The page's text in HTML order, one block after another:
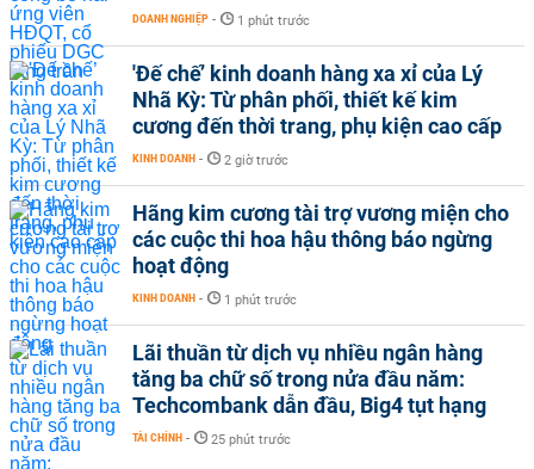
DOANH NGHIỆP - 1 phút trước
'Đế chế’ kinh doanh hàng xa xỉ của Lý
Nhã Kỳ: Từ phân phối, thiết kế kim
cương đến thời trang, phụ kiện cao cấp
KINH DOANH - 2 giờ trước
Hãng kim cương tài trợ vương miện cho
các cuộc thi hoa hậu thông báo ngừng
hoạt động
KINH DOANH - 1 phút trước
Lãi thuần từ dịch vụ nhiều ngân hàng
tăng ba chữ số trong nửa đầu năm:
Techcombank dẫn đầu, Big4 tụt hạng
TÀI CHÍNH - 25 phút trước